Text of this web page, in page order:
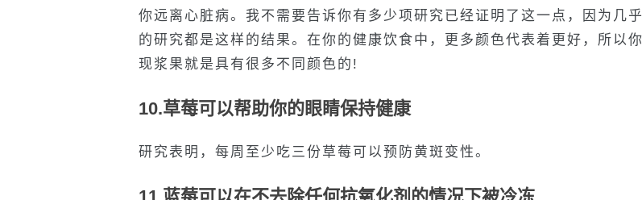
你远离心脏病。我不需要告诉你有多少项研究已经证明了这一点，因为几
的研究都是这样的结果。在你的健康饮食中，更多颜色代表着更好，所以
现浆果就是具有很多不同颜色的!
10.草莓可以帮助你的眼睛保持健康
研究表明，每周至少吃三份草莓可以预防黄斑变性。